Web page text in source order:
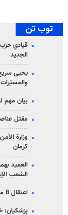
توب تن
قيادي حزب
الجديد
يحيى
والمسيّرات
بيان مهم
مقتل
كرمان
العميد
الشعب
اعتقال 8 من كبار الأشرار المسلحين ومنتسبي الجماعات الإرهابية